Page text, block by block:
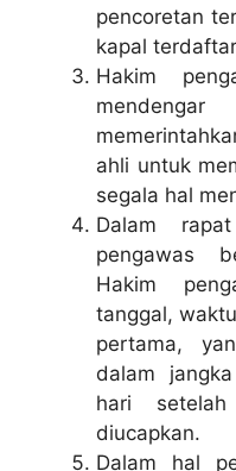
pencoretan
kapal
Hakim
ahli untuk
segala hal
Dalam
pengawas
Hakim
tanggal,
pertama,
dalam
hari
diucapkan.
Dalam hal